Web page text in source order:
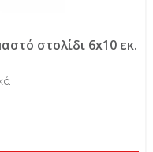
στολίδι 6x10 εκ.